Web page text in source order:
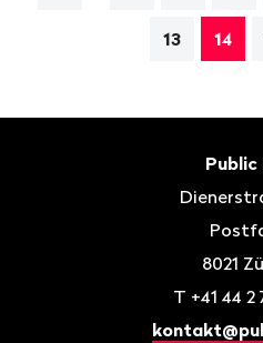
13 14
Public
8021
T +41 44